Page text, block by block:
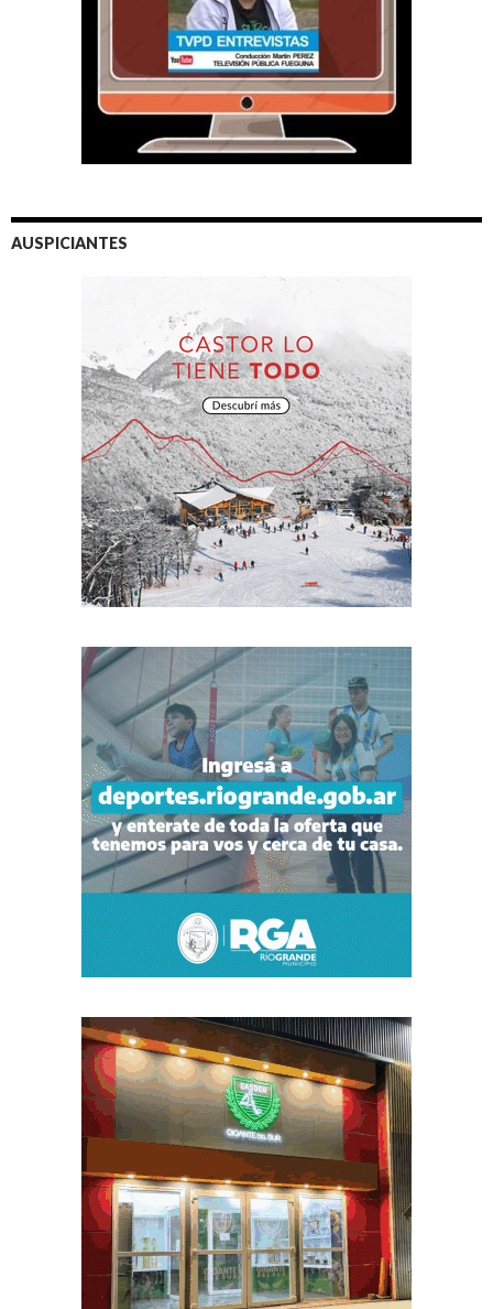
AUSPICIANTES